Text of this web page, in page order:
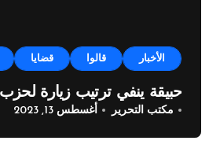
الأخبار قالوا قضايا
حبيقة ينفي ترتيب زيارة
مكتب التحرير أغسطس 13, 2023